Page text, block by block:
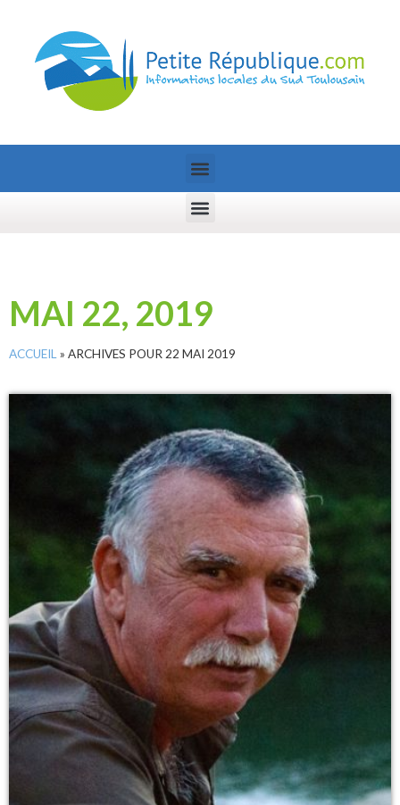
MAI 22, 2019
ACCUEIL » ARCHIVES POUR 22 MAI 2019